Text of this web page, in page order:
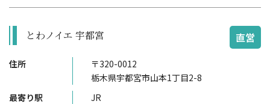
とわノイエ 宇都宮 直営
住所
〒320-0012
栃木県宇都宮市山本1丁目2-8
最寄り駅
JR